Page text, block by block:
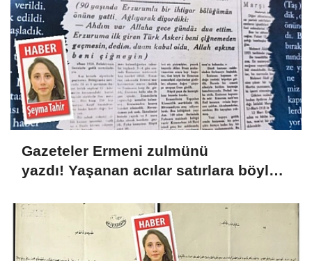
Gazeteler Ermeni zulmünü
yazdı! Yaşanan acılar satırlara böyle